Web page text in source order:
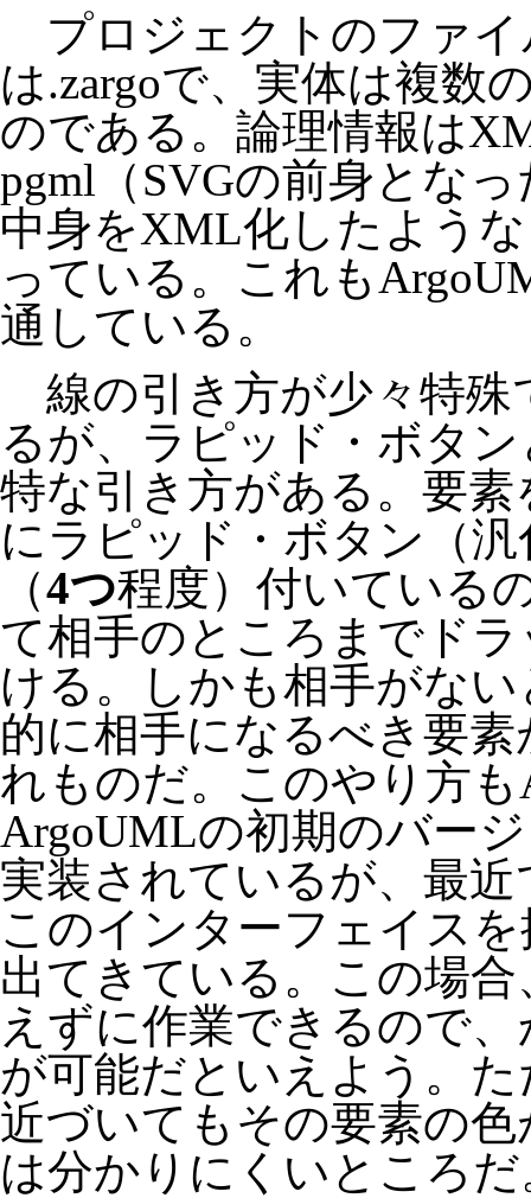
プロジェクトのファイ
は.zargoで、実体は複数
のである。論理情報は
pgml（SVGの前身となっ
中身をXML化したよう
っている。これも
通している。
線の引き方が少々特殊
るが、ラピッド・ボタ
特な引き方がある。要
にラピッド・ボタン（
（4つ程度）付いている
て相手のところまでド
ける。しかも相手がな
的に相手になるべき要
れものだ。このやり方
ArgoUMLの初期のバー
実装されているが、最
このインターフェイス
出てきている。この場
えずに作業できるので
が可能だといえよう。
近づいてもその要素の
は分かりにくいところだ